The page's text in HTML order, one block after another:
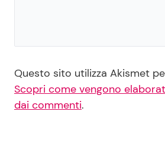
Questo sito utilizza Akismet
Scopri come vengono
dai commenti.